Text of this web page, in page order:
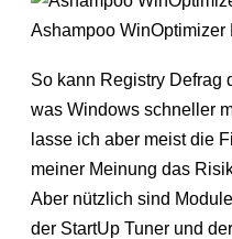
Ashampoo WinOptimizer
So kann Registry Defrag
was Windows schneller
lasse ich aber meist die
meiner Meinung das
Aber nützlich sind
der StartUp Tuner und